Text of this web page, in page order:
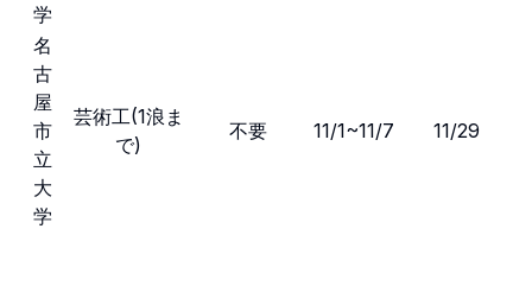
学
名
古
屋
市
立
大
学
芸術工(1浪ま
で)
不要 11/1~11/7 11/29